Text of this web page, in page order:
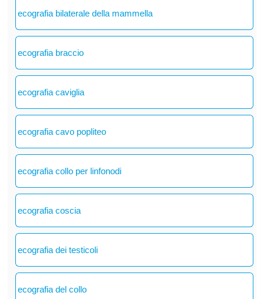
ecografia bilaterale della mammella
ecografia braccio
ecografia caviglia
ecografia cavo popliteo
ecografia collo per linfonodi
ecografia coscia
ecografia dei testicoli
ecografia del collo